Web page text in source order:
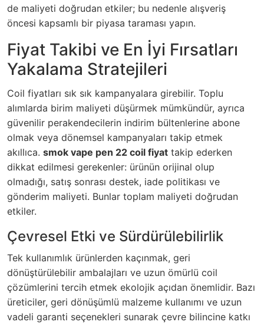
de maliyeti doğrudan etkiler; bu nedenle alışveriş
öncesi kapsamlı bir piyasa taraması yapın.
Fiyat Takibi ve En İyi Fırsatları
Yakalama Stratejileri
Coil fiyatları sık sık kampanyalara girebilir. Toplu
alımlarda birim maliyeti düşürmek mümkündür, ayrıca
güvenilir perakendecilerin indirim bültenlerine abone
olmak veya dönemsel kampanyaları takip etmek
akıllıca. smok vape pen 22 coil fiyat takip ederken
dikkat edilmesi gerekenler: ürünün orijinal olup
olmadığı, satış sonrası destek, iade politikası ve
gönderim maliyeti. Bunlar toplam maliyeti doğrudan
etkiler.
Çevresel Etki ve Sürdürülebilirlik
Tek kullanımlık ürünlerden kaçınmak, geri
dönüştürülebilir ambalajları ve uzun ömürlü coil
çözümlerini tercih etmek ekolojik açıdan önemlidir. Bazı
üreticiler, geri dönüşümlü malzeme kullanımı ve uzun
vadeli garanti seçenekleri sunarak çevre bilincine katkı